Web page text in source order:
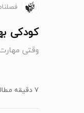
کودکی
وقتی
۷ دقیقه مطالعه